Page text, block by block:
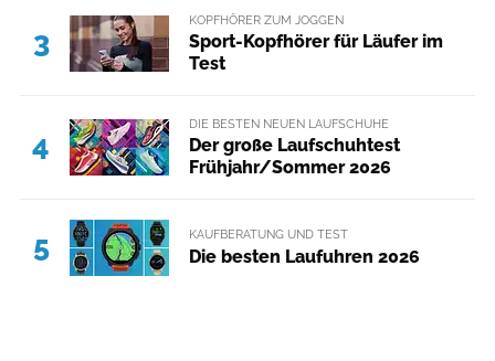
3
KOPFHÖRER ZUM JOGGEN
Sport-Kopfhörer für Läufer im
Test
4
DIE BESTEN NEUEN LAUFSCHUHE
Der große Laufschuhtest
Frühjahr/Sommer 2026
5 KAUFBERATUNG UND TEST
Die besten Laufuhren 2026